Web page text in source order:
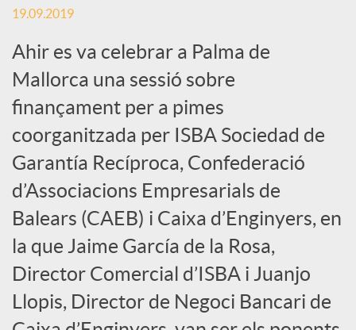
c
a
d
o
r
d
19.09.2019
Ahir es va celebrar a Palma de
Mallorca una sessió sobre
finançament per a pimes
coorganitzada per ISBA Sociedad de
Garantía Recíproca, Confederació
d’Associacions Empresarials de
Balears (CAEB) i Caixa d’Enginyers, en
la que Jaime García de la Rosa,
Director Comercial d’ISBA i Juanjo
Llopis, Director de Negoci Bancari de